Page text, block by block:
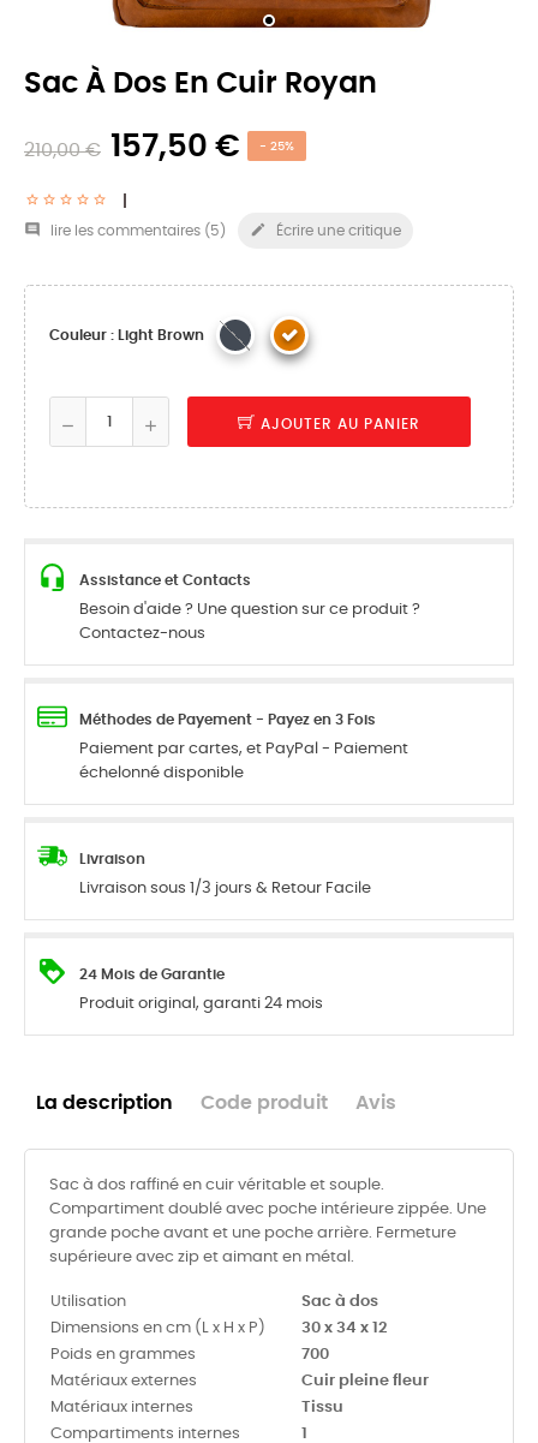
Sac À Dos En Cuir Royan
210,00 € 157,50 € - 25%
 lire les commentaires (5 )  Écrire une critique
Couleur : Light Brown
AJOUTER AU PANIER
Assistance et Contacts
Besoin d'aide ? Une question sur ce produit ?
Contactez-nous
Méthodes de Payement - Payez en 3 Fois
Paiement par cartes, et PayPal - Paiement
échelonné disponible
Livraison
Livraison sous 1/3 jours & Retour Facile
24 Mois de Garantie
Produit original, garanti 24 mois
La description Code produit Avis
Sac à dos raffiné en cuir véritable et souple.
Compartiment doublé avec poche intérieure zippée. Une
grande poche avant et une poche arrière. Fermeture
supérieure avec zip et aimant en métal.
Utilisation
Sac à dos
Dimensions en cm (L x H x P)
30 x 34 x 12
Poids en grammes
700
Matériaux externes
Cuir pleine fleur
Matériaux internes
Tissu
Compartiments internes
1